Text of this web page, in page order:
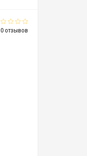
0 отзывов